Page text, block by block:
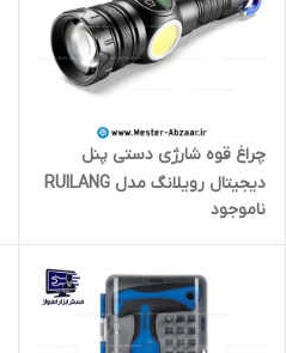
چراغ قوه شارژی دستی پنل
دیجیتال رویلانگ مدل RUILANG
RL-2305
ناموجود